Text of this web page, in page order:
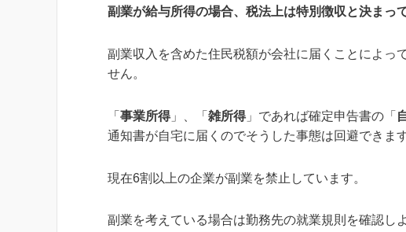
副業が給与所得の場合、税法上は特別徴収と決まっ
副業収入を含めた住民税額が会社に届くことによっ
せん。
「 事業所得」、「 雑所得」であれば確定申告書の「
通知書が自宅に届くのでそうした事態は回避できます
現在6割以上の企業が副業を禁止しています。
副業を考えている場合は勤務先の就業規則を確認し